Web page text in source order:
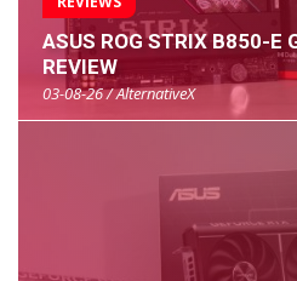
ASUS ROG STRIX B850-E
REVIEW
03-08-26 / AlternativeX